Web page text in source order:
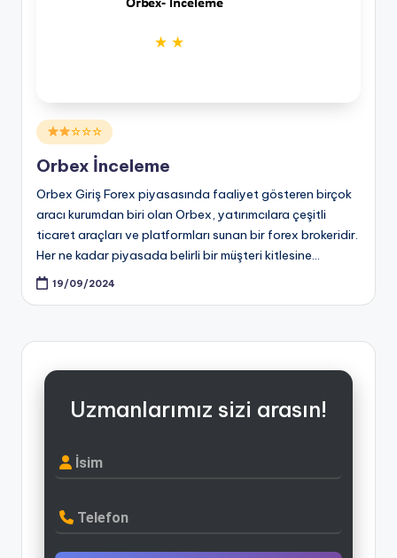
Posted
in
☆☆☆
Orbex İnceleme
Orbex Giriş Forex piyasasında faaliyet gösteren birçok
aracı kurumdan biri olan Orbex, yatırımcılara çeşitli
ticaret araçları ve platformları sunan bir forex brokeridir.
Her ne kadar piyasada belirli bir müşteri kitlesine…
19/09/2024
Uzmanlarımız sizi arasın!
İsim
Telefon